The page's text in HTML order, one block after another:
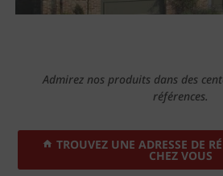
Admirez nos produits dans des
références.
TROUVEZ UNE ADRESSE DE
CHEZ VOUS